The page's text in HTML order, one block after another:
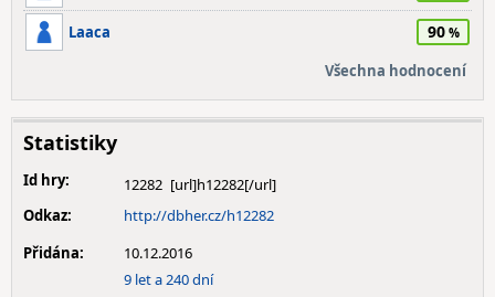
Laaca 90
Všechna hodnocení
Statistiky
Id hry:
12282
Odkaz:
http://dbher.cz/h12282
Přidána:
10.12.2016
9 let a 240 dní